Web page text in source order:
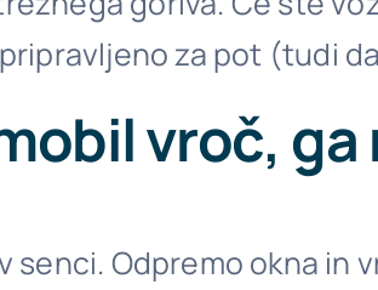
za pot (tudi
vroč,
senci. Odpremo okna in